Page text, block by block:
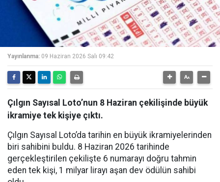
Yayınlanma: 09 Haziran 2026 Salı 09:42
Çılgın Sayısal Loto’nun 8 Haziran çekilişinde büyük
ikramiye tek kişiye çıktı.
Çılgın Sayısal Loto’da tarihin en büyük ikramiyelerinden
biri sahibini buldu. 8 Haziran 2026 tarihinde
gerçekleştirilen çekilişte 6 numarayı doğru tahmin
eden tek kişi, 1 milyar lirayı aşan dev ödülün sahibi